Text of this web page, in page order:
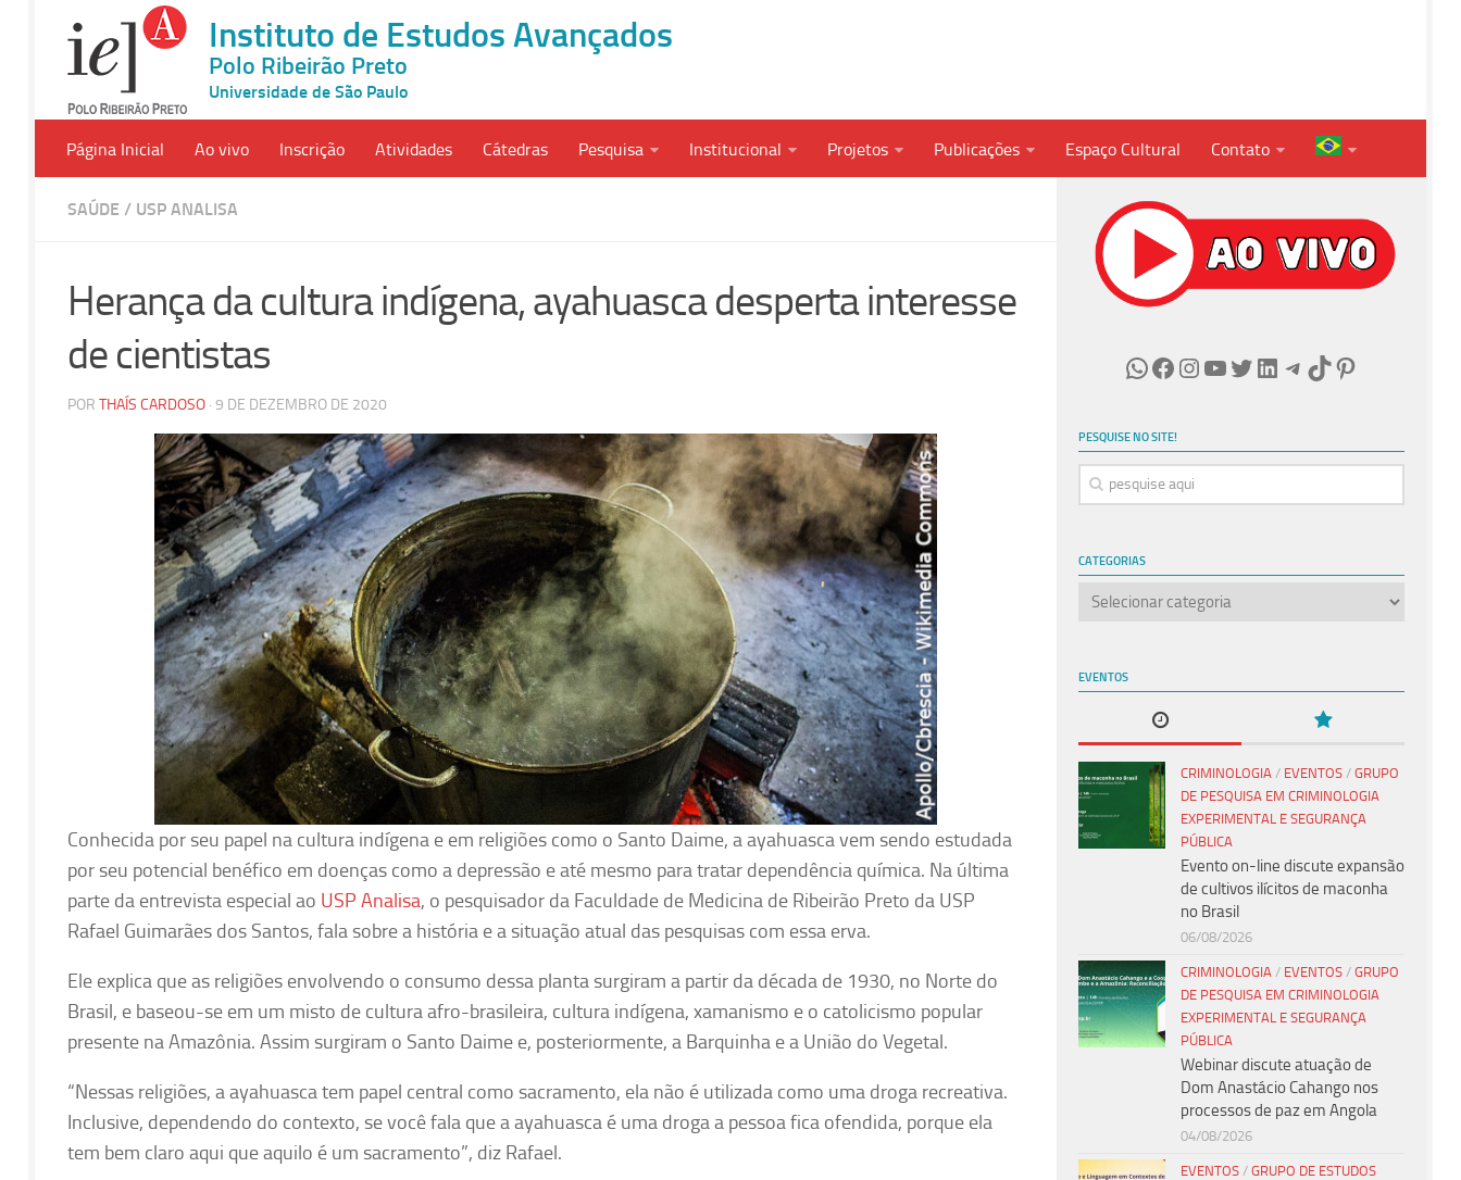
Instituto de Estudos Avançados
Polo Ribeirão Preto
Universidade de São Paulo
Página Inicial Ao vivo Inscrição Atividades Cátedras Pesquisa Institucional Projetos Publicações Espaço Cultural Contato
SAÚDE / USP ANALISA
Herança da cultura indígena, ayahuasca desperta interesse
de cientistas
POR THAÍS CARDOSO · 9 DE DEZEMBRO DE 2020
Conhecida por seu papel na cultura indígena e em religiões como o Santo Daime, a ayahuasca vem sendo estudada
por seu potencial benéfico em doenças como a depressão e até mesmo para tratar dependência química. Na última
parte da entrevista especial ao USP Analisa, o pesquisador da Faculdade de Medicina de Ribeirão Preto da USP
Rafael Guimarães dos Santos, fala sobre a história e a situação atual das pesquisas com essa erva.
Ele explica que as religiões envolvendo o consumo dessa planta surgiram a partir da década de 1930, no Norte do
Brasil, e baseou-se em um misto de cultura afro-brasileira, cultura indígena, xamanismo e o catolicismo popular
presente na Amazônia. Assim surgiram o Santo Daime e, posteriormente, a Barquinha e a União do Vegetal.
“Nessas religiões, a ayahuasca tem papel central como sacramento, ela não é utilizada como uma droga recreativa.
Inclusive, dependendo do contexto, se você fala que a ayahuasca é uma droga a pessoa fica ofendida, porque ela
tem bem claro aqui que aquilo é um sacramento”, diz Rafael.
WhatsApp
Facebook
Instagram
Youtube
Twitter
LinkedIn
Telegram
TikTokPinterest
PESQUISE NO SITE!
CATEGORIAS
Categorias
EVENTOS
CRIMINOLOGIA / EVENTOS / GRUPO
DE PESQUISA EM CRIMINOLOGIA
EXPERIMENTAL E SEGURANÇA
PÚBLICA
Evento on-line discute expansão
de cultivos ilícitos de maconha
no Brasil
06/08/2026
CRIMINOLOGIA / EVENTOS / GRUPO
DE PESQUISA EM CRIMINOLOGIA
EXPERIMENTAL E SEGURANÇA
PÚBLICA
Webinar discute atuação de
Dom Anastácio Cahango nos
processos de paz em Angola
04/08/2026
EVENTOS / GRUPO DE ESTUDOS